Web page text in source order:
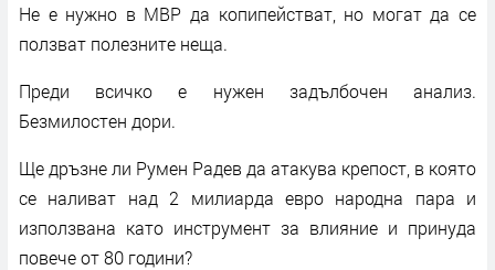
Не е нужно в МВР да копипействат, но могат да се
ползват полезните неща.
Преди всичко е нужен задълбочен анализ.
Безмилостен дори.
Ще дръзне ли Румен Радев да атакува крепост, в която
се наливат над 2 милиарда евро народна пара и
използвана като инструмент за влияние и принуда
повече от 80 години?